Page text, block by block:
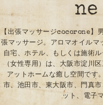
ne
【出張マッサージcocorone】
張マッサージ。アロマオイルマ
自宅、ホテル、もしくは施術
（女性専用）は、大阪市淀川
アットホームな癒し空間です
市、池田市、東大阪市、門真
ット、電子